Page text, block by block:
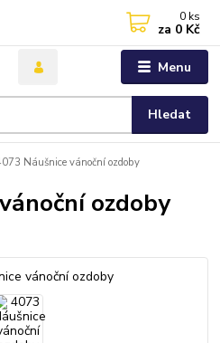
Menu
Hledat
0 ks
za 0 Kč
Náušnice vánoční ozdoby
ozdoby